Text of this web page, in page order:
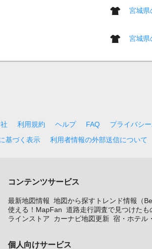
宮城県
宮城県
利用規約 ヘルプ FAQ プライバシ
基づく表示 利用者情報の外部送信について
コンテンツサービス
最新地図情報 地図から探すトレンド情報（
使える！MapFan 道路走行調査で見つけたも
ラインストア
カーナビ地図更新 宿・ホテル
個人向けサービス